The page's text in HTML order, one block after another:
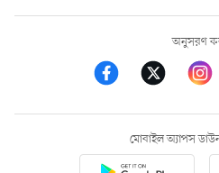
অনুসরণ
মোবাইল অ্যাপস